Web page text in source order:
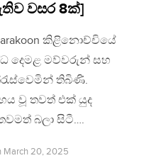
වසර 8ක්]
කිළිනොච්චියේ
දෙමළ මව්වරුන් සහ
තිබිණි.
වූ තවත් එක් යුද
බලා සිටී….
March 20, 2025